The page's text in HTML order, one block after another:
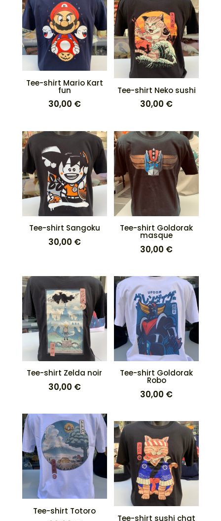
Tee-shirt Mario Kart
fun
30,00 €
Tee-shirt Neko sushi
30,00 €
Tee-shirt Sangoku
30,00 €
Tee-shirt Goldorak
masque
30,00 €
Tee-shirt Zelda noir
30,00 €
Tee-shirt Goldorak
Robo
30,00 €
Tee-shirt Totoro
Tee-shirt sushi chat